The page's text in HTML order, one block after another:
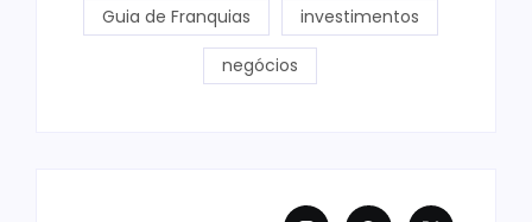
Guia de Franquias investimentos
negócios